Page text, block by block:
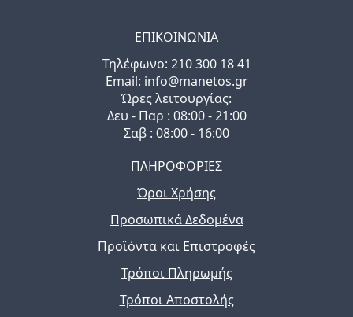
ΕΠΙΚΟΙΝΩΝΙΑ
Τηλέφωνo: 210 300 18 41
Email: info@manetos.gr
Ώρες λειτουργίας:
Δευ - Παρ : 08:00 - 21:00
Σαβ : 08:00 - 16:00
ΠΛΗΡΟΦΟΡΙΕΣ
Όροι Χρήσης
Προσωπικά Δεδομένα
Προϊόντα και Επιστροφές
Τρόποι Πληρωμής
Τρόποι Αποστολής